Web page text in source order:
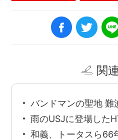
関
バンドマンの聖地 難
雨のUSJに登場した
和義、トータスら66